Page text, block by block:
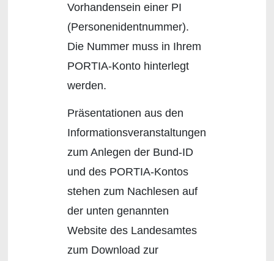
Vorhandensein einer PI
(Personenidentnummer).
Die Nummer muss in Ihrem
PORTIA-Konto hinterlegt
werden.
Präsentationen aus den
Informationsveranstaltungen
zum Anlegen der Bund-ID
und des PORTIA-Kontos
stehen zum Nachlesen auf
der unten genannten
Website des Landesamtes
zum Download zur